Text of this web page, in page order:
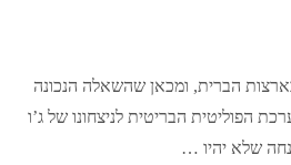
הברית, ומכאן שהשאלה הנכונה
הפוליטית הבריטית לניצחונו של ג’ו
שלא יהיו …